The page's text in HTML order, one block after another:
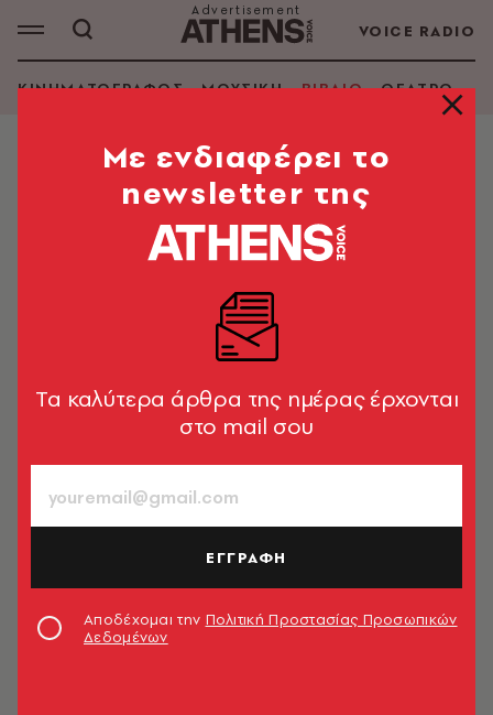
VOICE RADIO
ΚΙΝΗΜΑΤΟΓΡΑΦΟΣ ΜΟΥΣΙΚΗ ΒΙΒΛΙΟ ΘΕΑΤΡΟ -
DONATELLA DI
PIETRANTONIO
ΑΝΑΖΗΤΗΣΗ ΒΙΒΛΙΟΥ
Εμφάνιση φίλτρων
Mε ενδιαφέρει το
newsletter της
Tα καλύτερα άρθρα της ημέρας έρχονται
στο mail σου
ΕΓΓΡΑΦΗ
Αποδέχομαι την Πολιτική Προστασίας Προσωπικών
Δεδομένων